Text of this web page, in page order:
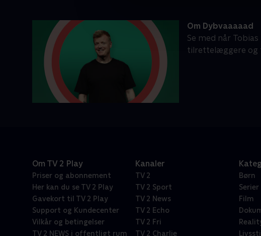
Om Dybvaaaaad
Se med når
tilrettelæggere og
Om TV 2 Play
Priser og abonnement
Her kan du se TV 2 Play
Gavekort til TV 2 Play
Support og Kundecenter
Vilkår og betingelser
TV 2 NEWS i offentligt rum
Kanaler
TV 2
TV 2 Sport
TV 2 News
TV 2 Echo
TV 2 Fri
TV 2 Charlie
Børn
Serier
Film
Livsstil